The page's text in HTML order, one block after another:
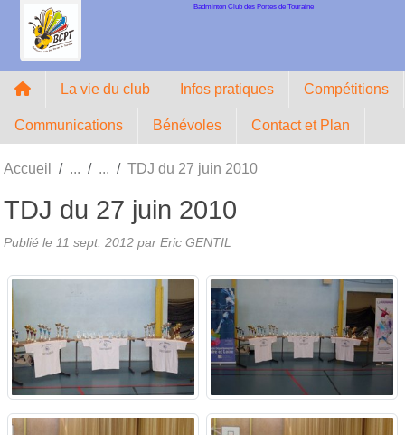
Badminton Club des Portes de Touraine
La vie du club Infos pratiques Compétitions
Communications Bénévoles Contact et Plan
Accueil TDJ du 27 juin 2010
TDJ du 27 juin 2010
Publié le 11 sept. 2012 par Eric GENTIL
Panneau de gestion des cookies